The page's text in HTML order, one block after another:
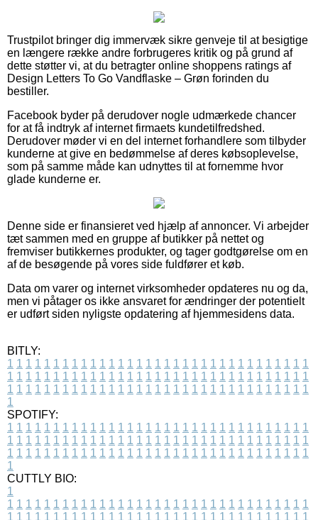
Trustpilot bringer dig immervæk sikre genveje til at besigtige
en længere række andre forbrugeres kritik og på grund af
dette støtter vi, at du betragter online shoppens ratings af
Design Letters To Go Vandflaske – Grøn forinden du
bestiller.
Facebook byder på derudover nogle udmærkede chancer
for at få indtryk af internet firmaets kundetilfredshed.
Derudover møder vi en del internet forhandlere som tilbyder
kunderne at give en bedømmelse af deres købsoplevelse,
som på samme måde kan udnyttes til at fornemme hvor
glade kunderne er.
Denne side er finansieret ved hjælp af annoncer. Vi arbejder
tæt sammen med en gruppe af butikker på nettet og
fremviser butikkernes produkter, og tager godtgørelse om en
af de besøgende på vores side fuldfører et køb.
Data om varer og internet virksomheder opdateres nu og da,
men vi påtager os ikke ansvaret for ændringer der potentielt
er udført siden nyligste opdatering af hjemmesidens data.
BITLY:
1 1 1 1 1 1 1 1 1 1 1 1 1 1 1 1 1 1 1 1 1 1 1 1 1 1 1 1 1 1 1 1 1
1 1 1 1 1 1 1 1 1 1 1 1 1 1 1 1 1 1 1 1 1 1 1 1 1 1 1 1 1 1 1 1 1
1 1 1 1 1 1 1 1 1 1 1 1 1 1 1 1 1 1 1 1 1 1 1 1 1 1 1 1 1 1 1 1 1
1
SPOTIFY:
1 1 1 1 1 1 1 1 1 1 1 1 1 1 1 1 1 1 1 1 1 1 1 1 1 1 1 1 1 1 1 1 1
1 1 1 1 1 1 1 1 1 1 1 1 1 1 1 1 1 1 1 1 1 1 1 1 1 1 1 1 1 1 1 1 1
1 1 1 1 1 1 1 1 1 1 1 1 1 1 1 1 1 1 1 1 1 1 1 1 1 1 1 1 1 1 1 1 1
1
CUTTLY BIO:
1
1 1 1 1 1 1 1 1 1 1 1 1 1 1 1 1 1 1 1 1 1 1 1 1 1 1 1 1 1 1 1 1 1
1 1 1 1 1 1 1 1 1 1 1 1 1 1 1 1 1 1 1 1 1 1 1 1 1 1 1 1 1 1 1 1 1